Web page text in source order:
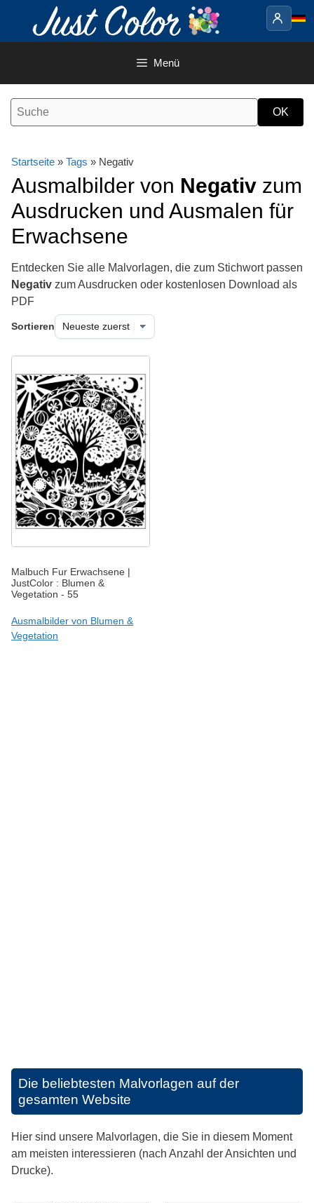
Inhalt
Menü
Startseite » Tags » Negativ
Ausmalbilder von Negativ zum
Ausdrucken und Ausmalen für
Erwachsene
Entdecken Sie alle Malvorlagen, die zum Stichwort passen
Negativ zum Ausdrucken oder kostenlosen Download als
PDF
Sortieren
Malbuch Fur Erwachsene |
JustColor : Blumen &
Vegetation - 55
Ausmalbilder von Blumen &
Vegetation
Die beliebtesten Malvorlagen auf der
gesamten Website
Hier sind unsere Malvorlagen, die Sie in diesem Moment
am meisten interessieren (nach Anzahl der Ansichten und
Drucke).